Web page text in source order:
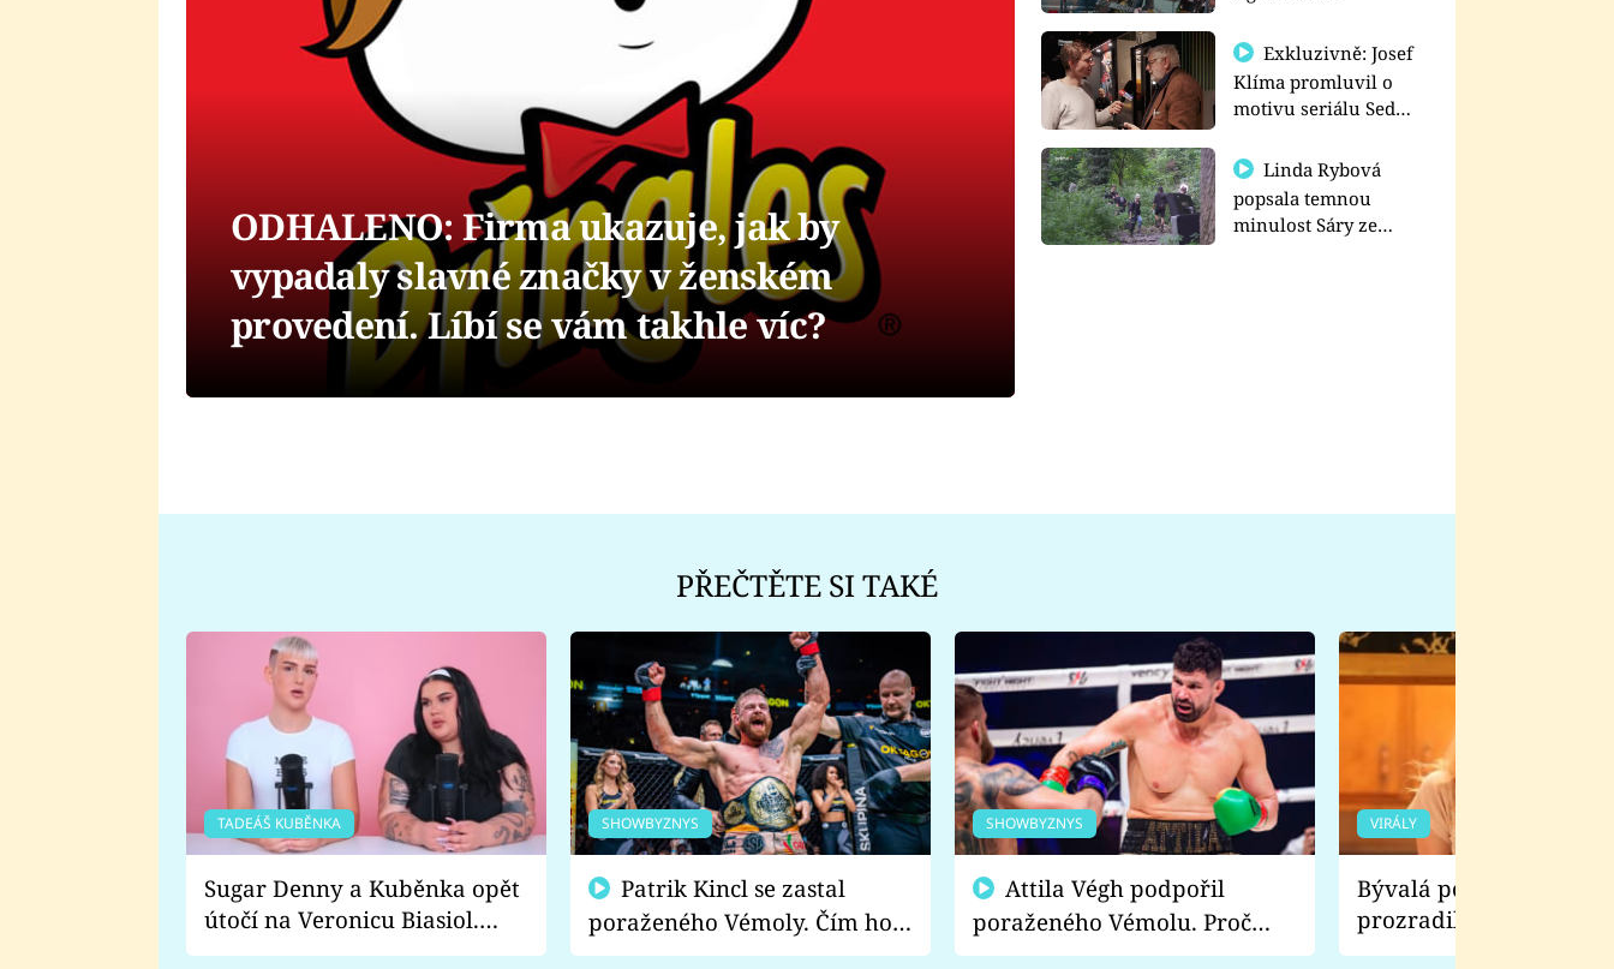
prima+
Exkluzivně: Josef
Klíma promluvil o
motivu seriálu Sedm
Linda Rybová
popsala temnou
minulost Sáry ze
ODHALENO: Firma ukazuje, jak by
vypadaly slavné značky v ženském
provedení. Líbí se vám takhle víc?
PŘEČTĚTE SI TAKÉ
TADEÁŠ KUBĚNKA
Sugar Denny a Kuběnka opět
útočí na Veronicu Biasiol.
Proč je podle nich falešná a
SHOWBYZNYS
poraženého Vémoly. Čím ho
fanoušci naštvali?
SHOWBYZNYS
poraženého Vémolu. Proč
chce raději zápasit s ním než
VIRÁLY
Bývalá pornoherečka
prozradila, co ji
natáčení Euforie.